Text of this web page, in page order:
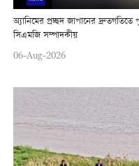
অ্যানিমের প্রচ্ছদ জাপানের
সিএমজি সম্পাদকীয়
06-Aug-2026